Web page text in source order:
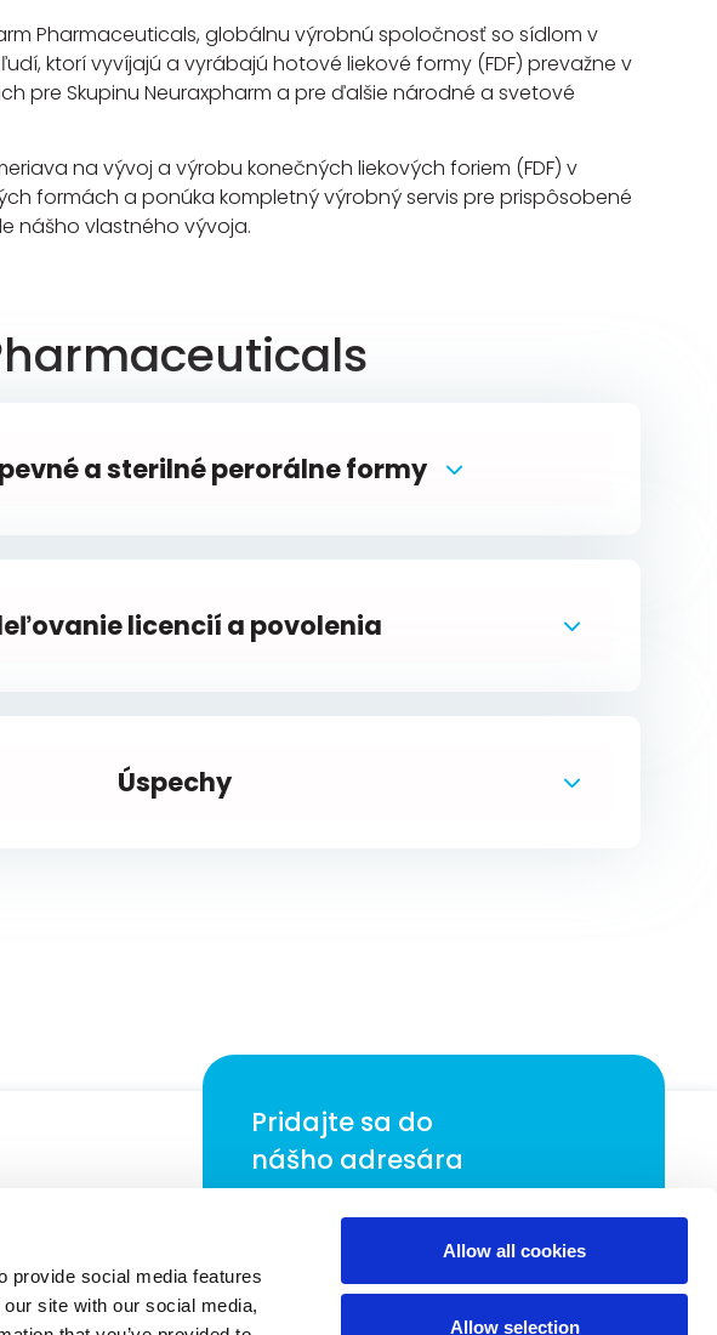
provide social media features
site with our social media,
Allow all cookies
Allow selection
Pharmaceuticals, globálnu výrobnú spoločnosť so sídlom v
ktorí vyvíjajú a vyrábajú hotové liekové formy (FDF) prevažne v
pre Skupinu Neuraxpharm a pre ďalšie národné a svetové
na vývoj a výrobu konečných liekových foriem (FDF) v
formách a ponúka kompletný výrobný servis pre prispôsobené
nášho vlastného vývoja.
a sterilné perorálne formy
licencií a povolenia
Úspechy
Pridajte sa do
nášho adresára
E-mail